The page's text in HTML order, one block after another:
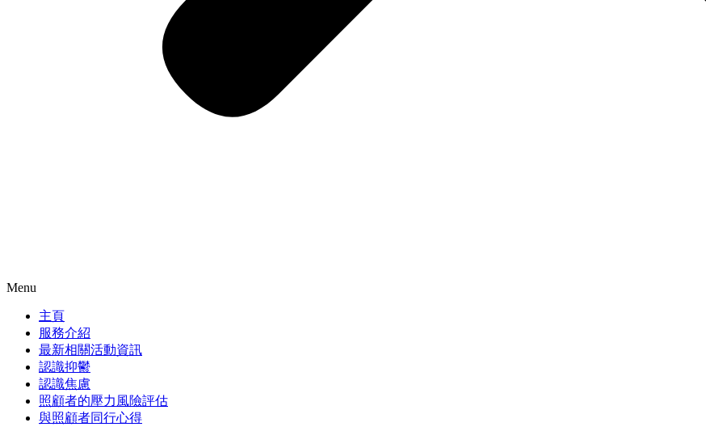
Menu
主頁
服務介紹
最新相關活動資訊
認識抑鬱
認識焦慮
照顧者的壓力風險評估
與照顧者同行心得